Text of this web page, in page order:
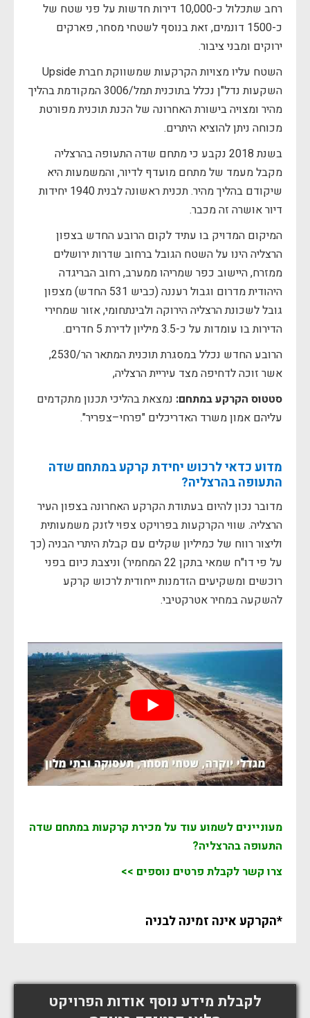
רחב שתכלול כ-10,000 דירות חדשות על פני שטח של
כ-1500 דונמים, זאת בנוסף לשטחי מסחר, פארקים
ירוקים ומבני ציבור.
השטח עליו מצויות הקרקעות שמשווקת חברת Upside
השקעות נדל"ן נכלל בתוכנית תמל/3006 המקודמת בהליך
מהיר ומצויה בישורת האחרונה של הכנת תוכנית מפורטת
מכוחה ניתן להוציא היתרים.
בשנת 2018 נקבע כי מתחם שדה התעופה בהרצליה
מקבל מעמד של מתחם מועדף לדיור, והמשמעות היא
שיקודם בהליך מהיר. תכנית ראשונה לבנית 1940 יחידות
דיור אושרה זה מכבר.
המיקום המדויק בו עתיד לקום הרובע החדש בצפון
הרצליה הינו על השטח הגובל ברחוב שדרות ירושלים
ממזרח, היישוב כפר שמריהו ממערב, רחוב הבריגדה
היהודית מדרום וגבול רעננה (כביש 531 החדש) מצפון
גובל לשכונת הרצליה הירוקה ולבינתחומי, אזור שמחירי
הדירות בו עומדות על כ-3.5 מיליון לדירת 5 חדרים.
הרובע החדש נכלל במסגרת תוכנית המתאר הר/2530,
אשר זוכה לדחיפה מצד עיריית הרצליה,
סטטוס הקרקע במתחם: נמצאת בהליכי תכנון מתקדמים
עליהם אמון משרד האדריכלים "פרחי–צפריר".
מדוע כדאי לרכוש יחידת קרקע במתחם שדה
התעופה בהרצליה?
מדובר נכון להיום בעתודת הקרקע האחרונה בצפון העיר
הרצליה. שווי הקרקעות בפרויקט צפוי לזנק משמעותית
וליצור רווח של כמיליון שקלים עם קבלת היתרי הבניה (כך
על פי דו"ח שמאי בתקן 22 המחמיר) וניצבת כיום בפני
רוכשים ומשקיעים הזדמנות ייחודית לרכוש קרקע
להשקעה במחיר אטרקטיבי.
מעוניינים לשמוע עוד על מכירת קרקעות במתחם שדה
התעופה בהרצליה?
צרו קשר לקבלת פרטים נוספים >>
*הקרקע אינה זמינה לבניה
לקבלת מידע נוסף אודות הפרויקט